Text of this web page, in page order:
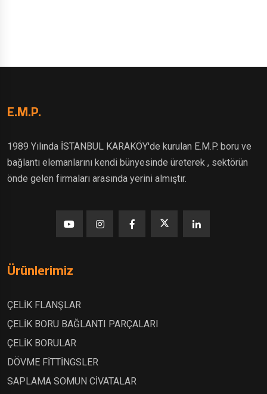
E.M.P.
1989 Yılında İSTANBUL KARAKÖY'de kurulan E.M.P. boru ve
bağlantı elemanlarını kendi bünyesinde üreterek , sektörün
önde gelen firmaları arasında yerini almıştır.
Ürünlerimiz
ÇELİK FLANŞLAR
ÇELİK BORU BAĞLANTI PARÇALARI
ÇELİK BORULAR
DÖVME FİTTİNGSLER
SAPLAMA SOMUN CİVATALAR